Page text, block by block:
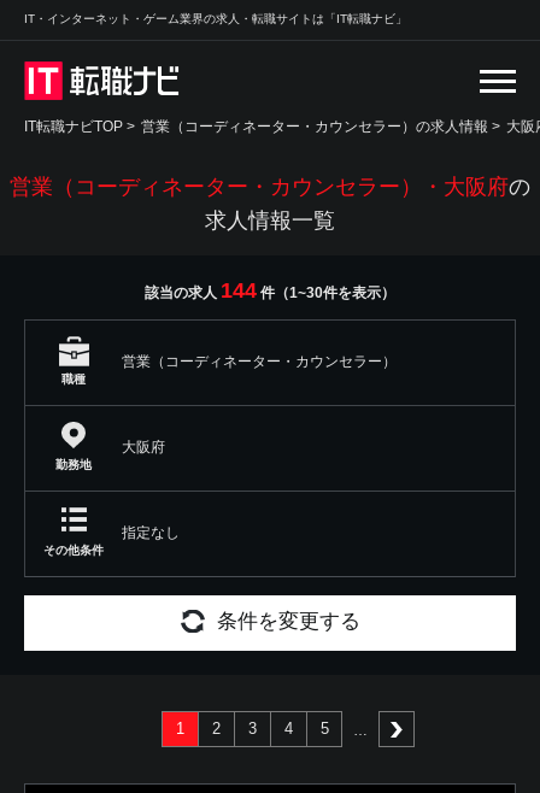
IT・インターネット・ゲーム業界の求人・転職サイトは「IT転職ナビ」
IT転職ナビTOP > 営業（コーディネーター・カウンセラー）の求人情報 > 大阪
営業（コーディネーター・カウンセラー）・大阪府の
求人情報一覧
該当の求人 144 件（1~30件を表示）
職種
営業（コーディネーター・カウンセラー）
勤務地
大阪府
その他条件
指定なし
条件を変更する
1 2 3 4 5